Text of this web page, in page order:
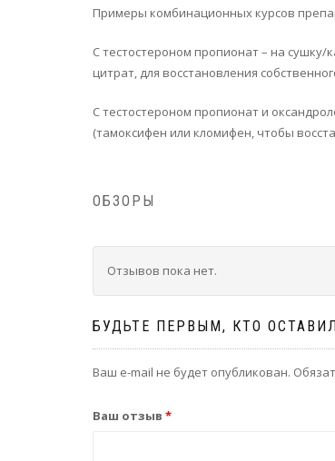
Примеры комбинационных курсов
С тестостероном пропионат – на
цитрат, для восстановления
С тестостероном пропионат и
(тамоксифен или кломифен, чтобы
ОБЗОРЫ
Отзывов пока нет.
БУДЬТЕ ПЕРВЫМ, КТО
Ваш e-mail не будет опубликован.
Ваш отзыв *